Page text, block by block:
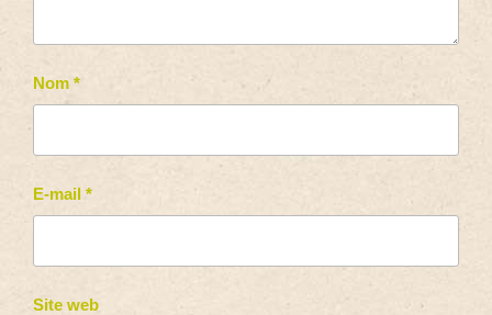
Nom *
E-mail *
Site web